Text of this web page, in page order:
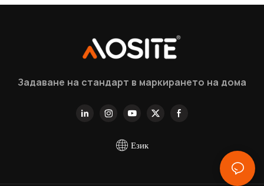
Задаване на стандарт в маркирането на дома
Език